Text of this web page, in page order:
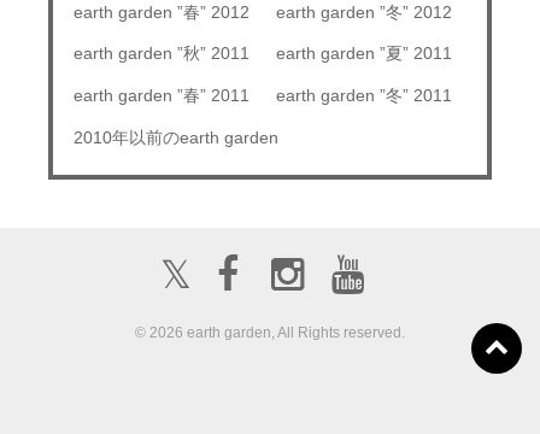
earth garden ”春” 2012 earth garden ”冬” 2012
earth garden ”秋” 2011 earth garden ”夏” 2011
earth garden ”春” 2011 earth garden ”冬” 2011
2010年以前のearth garden
𝕏
© 2026 earth garden, All Rights reserved.